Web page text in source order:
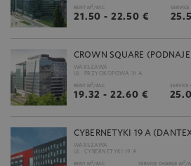
RENT M2 /M-C
21.50 - 22.50 €
CROWN SQUARE
WARSZAWA
UL. PRZYOKOPOWA 31 A
RENT M2 /M-C
19.32 - 22.60 €
SERVICE
CYBERNETYKI 19 A
WARSZAWA
UL. CYBERNETYKI 19 A
RENT M2 /M-C SERVICE CHARGE M2 /